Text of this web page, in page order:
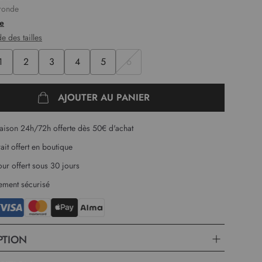
sur le milieu devant
et chaude
1,78m et porte une taille 1
:62 cm pour la première taille.
des tailles
2 3 4 5 6
AJOUTER AU PANIER
24h/72h offerte dès 50€ d'achat
offert en boutique
offert sous 30 jours
sécurisé